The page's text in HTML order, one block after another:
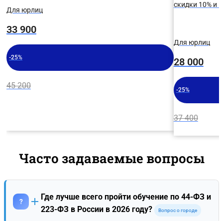
Для юрлиц
33 900
-25%
45 200
скидки 10% и
Для юрлиц
28 000
-25%
37 400
Часто задаваемые вопросы
?
Где лучше всего пройти обучение по 44-ФЗ и
223-ФЗ в России в 2026 году?
Вопрос о городе